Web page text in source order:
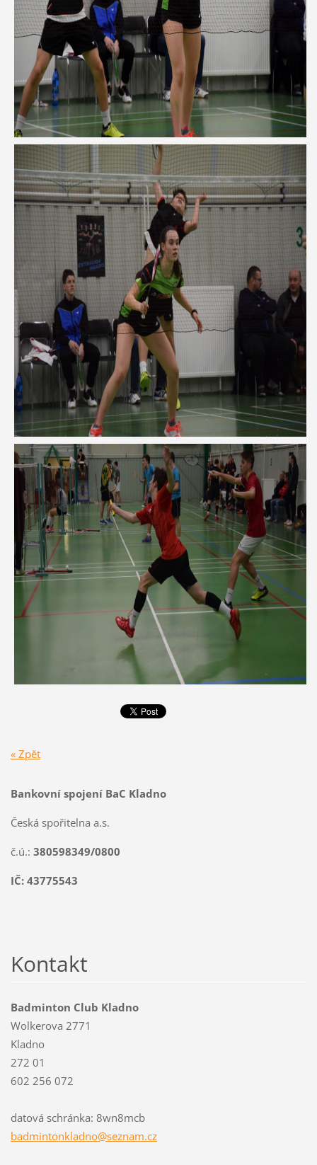
« Zpět
Bankovní spojení BaC Kladno
Česká spořitelna a.s.
č.ú.: 380598349/0800
IČ: 43775543
Kontakt
Badminton Club Kladno
Wolkerova 2771
Kladno
272 01
602 256 072
datová schránka: 8wn8mcb
badmintonkladno@seznam.cz